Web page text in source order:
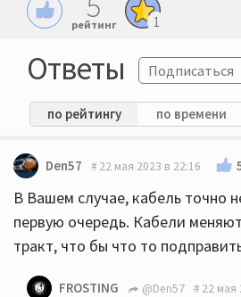
рейтинг 1
Ответы Подписаться
по рейтингу по времени
Den57 22 мая 2023 в 22:16
В Вашем случае, кабель точно
первую очередь. Кабели
тракт, что бы что то
FROSTING @Den57 22 мая